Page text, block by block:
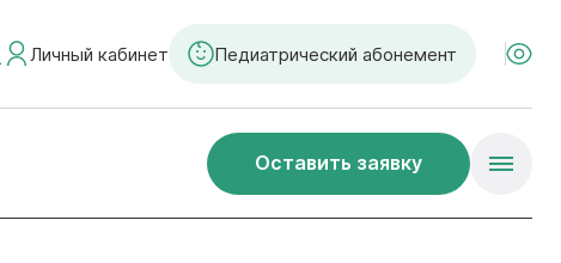
Личный кабинет Педиатрический абонемент
Оставить заявку